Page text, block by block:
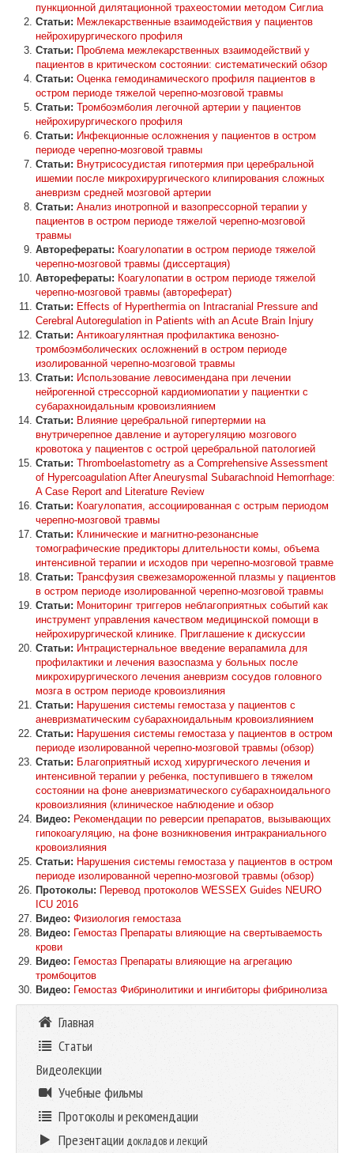
пункционной дилятационной трахеостомии методом Сиглиа
Статьи: Межлекарственные взаимодействия у пациентов
нейрохирургического профиля
Статьи: Проблема межлекарственных взаимодействий у
пациентов в критическом состоянии: систематический обзор
Статьи: Оценка гемодинамического профиля пациентов в
остром периоде тяжелой черепно-мозговой травмы
Статьи: Тромбоэмболия легочной артерии у пациентов
нейрохирургического профиля
Статьи: Инфекционные осложнения у пациентов в остром
периоде черепно-мозговой травмы
Статьи: Внутрисосудистая гипотермия при церебральной
ишемии после микрохирургического клипирования сложных
аневризм средней мозговой артерии
Статьи: Анализ инотропной и вазопрессорной терапии у
пациентов в остром периоде тяжелой черепно-мозговой
травмы
Авторефераты: Коагулопатии в остром периоде тяжелой
черепно-мозговой травмы (диссертация)
Авторефераты: Коагулопатии в остром периоде тяжелой
черепно-мозговой травмы (автореферат)
Статьи: Effects of Hyperthermia on Intracranial Pressure and
Cerebral Autoregulation in Patients with an Acute Brain Injury
Статьи: Антикоагулянтная профилактика венозно-
тромбоэмболических осложнений в остром периоде
изолированной черепно-мозговой травмы
Статьи: Использование левосимендана при лечении
нейрогенной стрессорной кардиомиопатии у пациентки с
субарахноидальным кровоизлиянием
Статьи: Влияние церебральной гипертермии на
внутричерепное давление и ауторегуляцию мозгового
кровотока у пациентов с острой церебральной патологией
Статьи: Thromboelastometry as a Comprehensive Assessment
of Hypercoagulation After Aneurysmal Subarachnoid Hemorrhage:
A Case Report and Literature Review
Статьи: Коагулопатия, ассоциированная с острым периодом
черепно-мозговой травмы
Статьи: Клинические и магнитно-резонансные
томографические предикторы длительности комы, объема
интенсивной терапии и исходов при черепно-мозговой травме
Статьи: Трансфузия свежезамороженной плазмы у пациентов
в остром периоде изолированной черепно-мозговой травмы
Статьи: Мониторинг триггеров неблагоприятных событий как
инструмент управления качеством медицинской помощи в
нейрохирургической клинике. Приглашение к дискуссии
Статьи: Интрацистернальное введение верапамила для
профилактики и лечения вазоспазма у больных после
микрохирургического лечения аневризм сосудов головного
мозга в остром периоде кровоизлияния
Статьи: Нарушения системы гемостаза у пациентов с
аневризматическим субарахноидальным кровоизлиянием
Статьи: Нарушения системы гемостаза у пациентов в остром
периоде изолированной черепно-мозговой травмы (обзор)
Статьи: Благоприятный исход хирургического лечения и
интенсивной терапии у ребенка, поступившего в тяжелом
состоянии на фоне аневризматического субарахноидального
кровоизлияния (клиническое наблюдение и обзор
Видео: Рекомендации по реверсии препаратов, вызывающих
гипокоагуляцию, на фоне возникновения интракраниального
кровоизлияния
Статьи: Нарушения системы гемостаза у пациентов в остром
периоде изолированной черепно-мозговой травмы (обзор)
Протоколы: Перевод протоколов WESSEX Guides NEURO
ICU 2016
Видео: Физиология гемостаза
Видео: Гемостаз Препараты влияющие на свертываемость
крови
Видео: Гемостаз Препараты влияющие на агрегацию
тромбоцитов
Видео: Гемостаз Фибринолитики и ингибиторы фибринолиза
Главная
Статьи
Видеолекции
Учебные фильмы
Протоколы и рекомендации
Презентации докладов и лекций